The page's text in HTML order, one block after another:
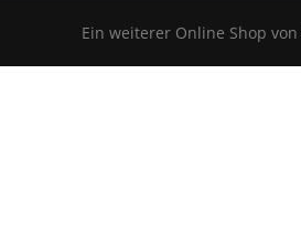
Ein weiterer Online Shop von